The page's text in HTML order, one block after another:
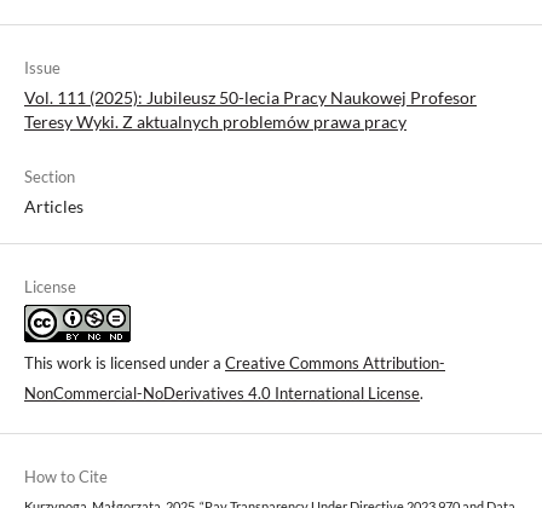
Issue
Vol. 111 (2025): Jubileusz 50-lecia Pracy Naukowej Profesor
Teresy Wyki. Z aktualnych problemów prawa pracy
Section
Articles
License
This work is licensed under a Creative Commons Attribution-
NonCommercial-NoDerivatives 4.0 International License.
How to Cite